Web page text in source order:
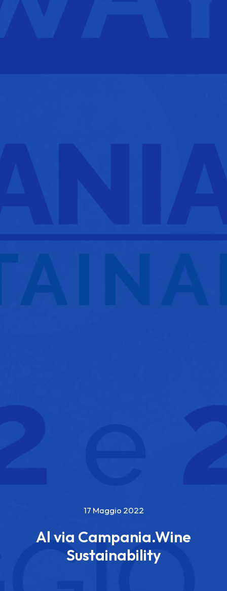
17 Maggio 2022
Al via Campania.Wine
Sustainability